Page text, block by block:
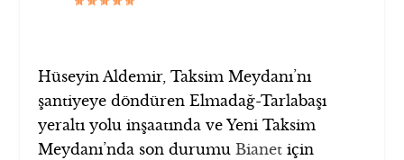
Hüseyin Aldemir, Taksim Meydanı’nı
şantiyeye döndüren Elmadağ-Tarlabaşı
yeraltı yolu inşaatında ve Yeni Taksim
Meydanı’nda son durumuBianet için